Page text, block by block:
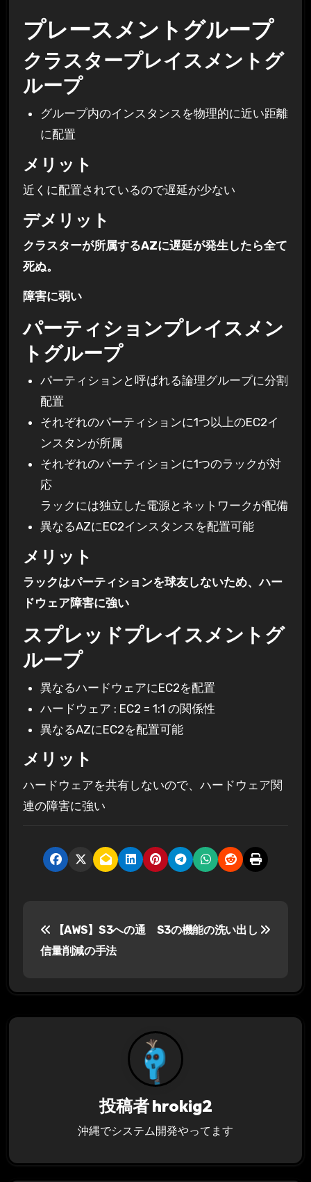
プレースメントグループ
クラスタープレイスメントグ
ループ
グループ内のインスタンスを物理的に近い距離
に配置
メリット
近くに配置されているので遅延が少ない
デメリット
クラスターが所属するAZに遅延が発生したら全て
死ぬ。
障害に弱い
パーティションプレイスメン
トグループ
パーティションと呼ばれる論理グループに分割
配置
それぞれのパーティションに1つ以上のEC2イ
ンスタンが所属
それぞれのパーティションに1つのラックが対
応
ラックには独立した電源とネットワークが配備
異なるAZにEC2インスタンスを配置可能
メリット
ラックはパーティションを球友しないため、ハー
ドウェア障害に強い
スプレッドプレイスメントグ
ループ
異なるハードウェアにEC2を配置
ハードウェア : EC2 = 1:1 の関係性
異なるAZにEC2を配置可能
メリット
ハードウェアを共有しないので、ハードウェア関
連の障害に強い
稿
ビ
【AWS】S3への通
信量削減の手法
S3の機能の洗い出し
投稿者hrokig2
沖縄でシステム開発やってます